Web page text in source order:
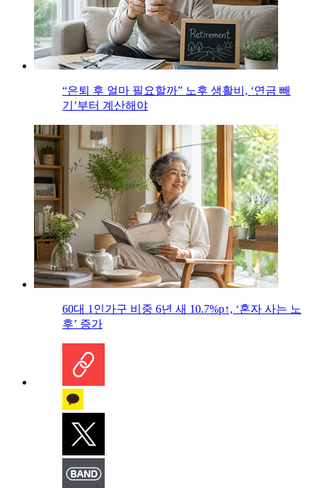
“은퇴 후 얼마 필요할까” 노후 생활비, ‘연금 빼
기’부터 계산해야
60대 1인가구 비중 6년 새 10.7%p↑, ‘혼자 사는 노
후’ 증가